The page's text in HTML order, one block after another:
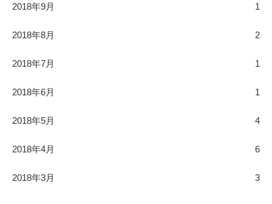
2018年9月 1
2018年8月 2
2018年7月 1
2018年6月 1
2018年5月 4
2018年4月 6
2018年3月 3